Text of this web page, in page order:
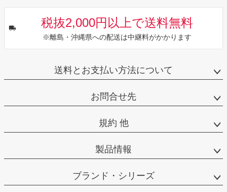
税抜2,000円以上で送料無料
※離島・沖縄県への配送は中継料がかかります
送料とお支払い方法について
お問合せ先
規約 他
製品情報
ブランド・シリーズ